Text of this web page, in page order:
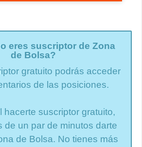
eres suscriptor de Zona
de Bolsa?
gratuito podrás acceder
de las posiciones.
hacerte suscriptor gratuito,
de un par de minutos darte
de Bolsa. No tienes más